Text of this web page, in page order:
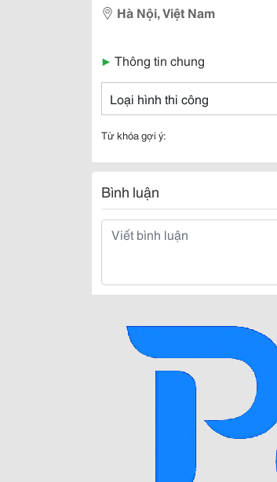
Hà Nội, Việt Nam
▶ Thông tin chung
Loại hình thi công
Từ khóa gợi ý:
Bình luận